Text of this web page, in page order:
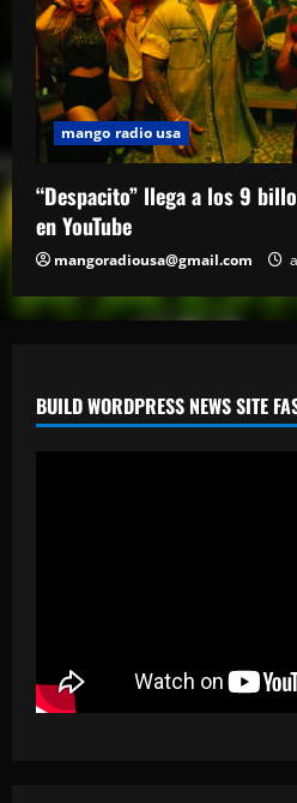
mango radio usa
“Despacito” llega a los 9
en YouTube
mangoradiousa@gmail.com
BUILD WORDPRESS NEWS SITE